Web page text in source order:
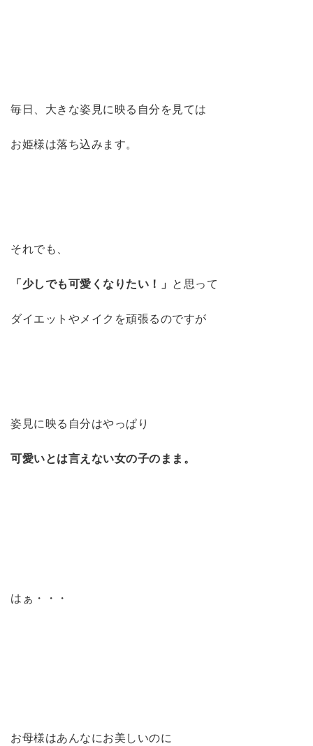
毎日、大きな姿見に映る自分を見ては
お姫様は落ち込みます。
それでも、
「少しでも可愛くなりたい！」 と思って
ダイエットやメイクを頑張るのですが
姿見に映る自分はやっぱり
可愛いとは言えない女の子のまま。
はぁ・・・
お母様はあんなにお美しいのに